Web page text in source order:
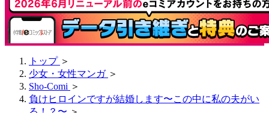
トップ ＞
少女・女性マンガ ＞
Sho-Comi ＞
負けヒロインですが結婚します〜この中に私の夫がい